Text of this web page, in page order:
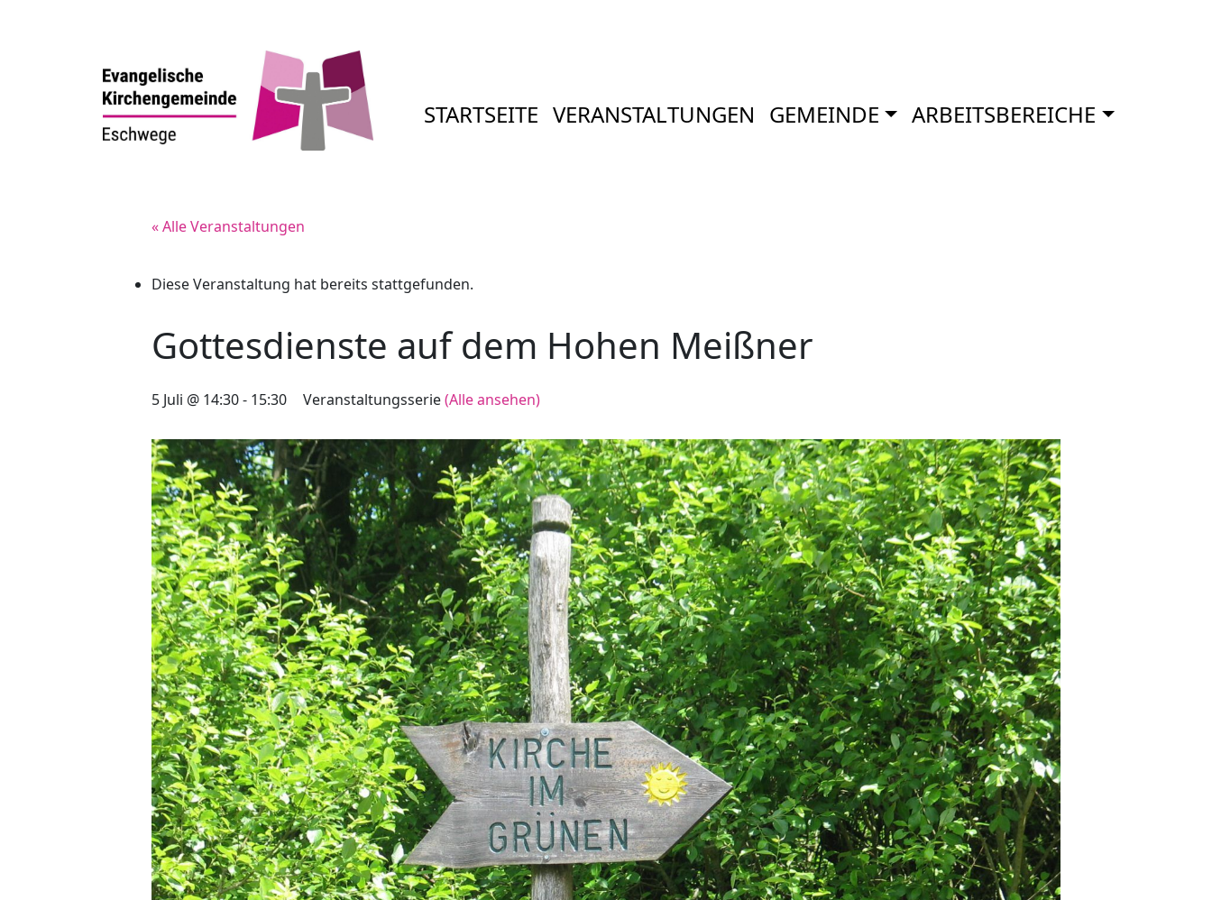
STARTSEITE VERANSTALTUNGEN GEMEINDE ARBEITSBEREICHE
« Alle Veranstaltungen
Diese Veranstaltung hat bereits stattgefunden.
Gottesdienste auf dem Hohen Meißner
5 Juli @ 14:30- 15:30 Veranstaltungsserie(Alle ansehen)